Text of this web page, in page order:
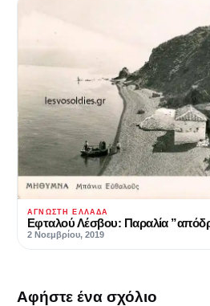
ΆΓΝΩΣΤΗ ΕΛΛΆΔΑ
Εφταλού Λέσβου: Παραλία
2 Νοεμβρίου, 2019
Αφήστε ένα σχόλιο